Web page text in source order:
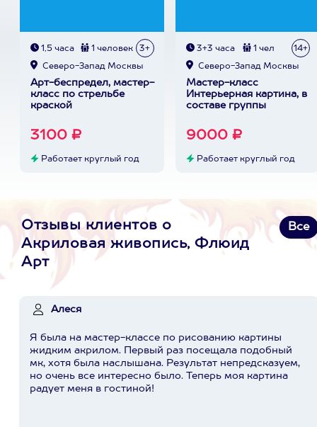
1,5 часа 1 человек 3+
Северо-Запад Москвы
Арт-беспредел, мастер-
класс по стрельбе
краской
3100 ₽
Работает круглый год
3+3 часа 1 чел 14+
Северо-Запад Москвы
Мастер-класс
Интерьерная картина, в
составе группы
9000 ₽
Работает круглый год
Отзывы клиентов о
Акриловая живопись, Флюид
Арт
Все
Алеся
Я была на мастер-классе по рисованию картины
жидким акрилом. Первый раз посещала подобный
мк, хотя была наслышана. Результат непредсказуем,
но очень все интересно было. Теперь моя картина
радует меня в гостиной!